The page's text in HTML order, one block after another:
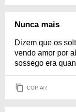
Nunca mais
Dizem que os
vendo amor por
sossego era
COPIAR